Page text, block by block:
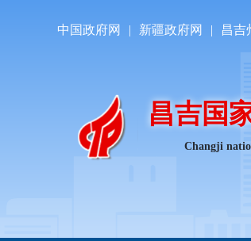
中国政府网 | 新疆政府网 | 昌吉
昌吉国
Changji